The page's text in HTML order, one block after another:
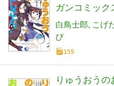
ガンコミック
白鳥士郎 こげ
び
155
りゅうおう